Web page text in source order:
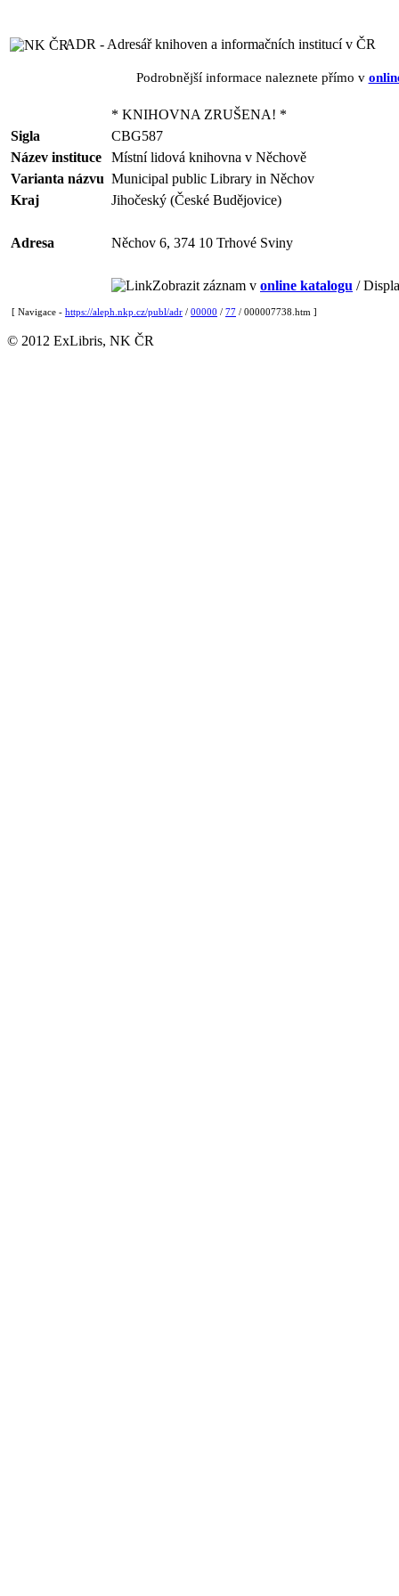
ADR - Adresář knihoven a informačních institucí v ČR
Podrobnější informace naleznete přímo v
* KNIHOVNA ZRUŠENA! *
Sigla
CBG587
Název instituce
Místní lidová knihovna v Něchově
Varianta názvu Municipal public Library in Něchov
Kraj
Jihočeský (České Budějovice)
Adresa Něchov 6, 374 10 Trhové Sviny
Zobrazit záznam v online katalogu /
[ Navigace - https://aleph.nkp.cz/publ/adr / 00000 / 77 / 000007738.htm ]
© 2012 ExLibris, NK ČR